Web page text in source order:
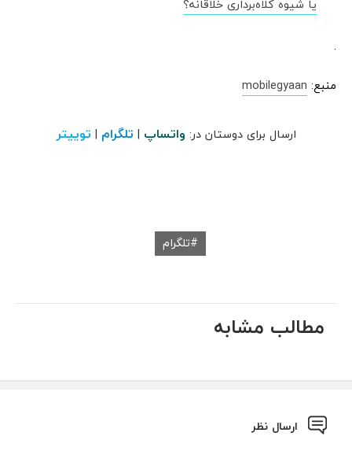
یا شیوه کلاه‌برداری خلاقانه؟
.
منبع: mobilegyaan
ارسال برای دوستان در: واتساپ | تلگرام | توییتر
تلگرام
مطالب مشابه
ارسال نظر